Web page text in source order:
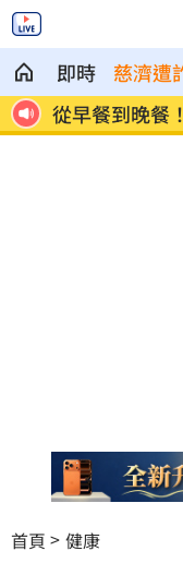
即時 慈濟遭
作
從早餐到晚餐
力」
首頁 健康